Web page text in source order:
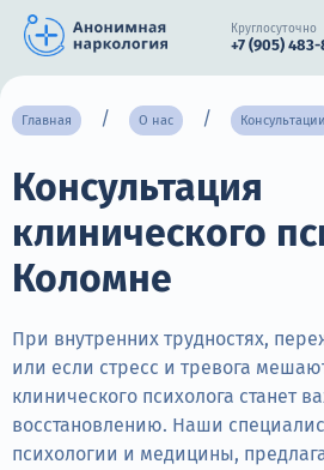
Круглосуточно
+7 (905)
О нас
Наркомания
Алкоголизм
Нарколог
Стационар
Главная О нас Консультации
Консультация
клинического
Коломне
При внутренних трудностях,
или если стресс и тревога
клинического психолога станет
восстановлению. Наши
психологии и медицины,